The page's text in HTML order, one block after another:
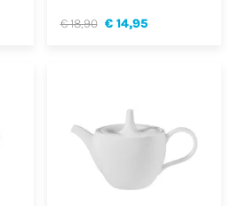
€ 18,90 € 14,95